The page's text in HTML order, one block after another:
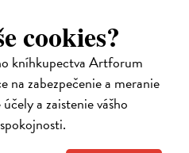
cookies?
kníhkupectva Artforum
na zabezpečenie a meranie
a zaistenie vášho
svetové dejiny
na sklade